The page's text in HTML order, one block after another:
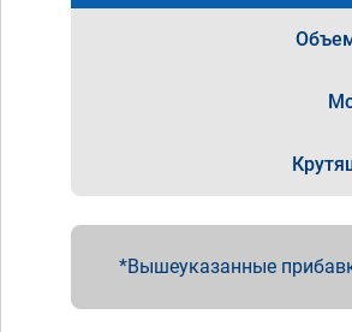
Вышеуказанные